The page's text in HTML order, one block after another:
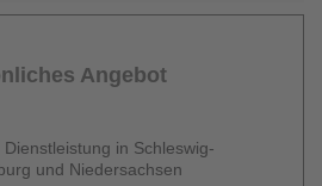
Angebot
in Schleswig-
und Niedersachsen